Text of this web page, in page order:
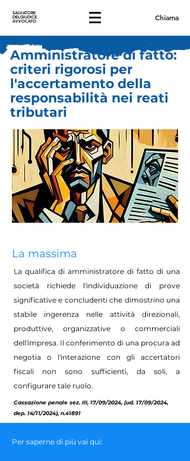
SALVATORE
DELGIUDICE
AVVOCATO Chiama
Amministratore di fatto:
criteri rigorosi per
l'accertamento della
responsabilità nei reati
tributari
La massima
La qualifica di amministratore di fatto di una
società richiede l'individuazione di prove
significative e concludenti che dimostrino una
stabile ingerenza nelle attività direzionali,
produttive, organizzative o commerciali
dell'impresa. Il conferimento di una procura ad
negotia o l'interazione con gli accertatori
fiscali non sono sufficienti, da soli, a
configurare tale ruolo.
Cassazione penale sez. III, 17/09/2024, (ud. 17/09/2024,
dep. 14/11/2024), n.41891
Per saperne di più vai qui: